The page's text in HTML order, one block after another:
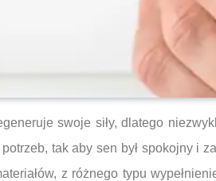
swoje siły, dlatego
tak aby sen był spokojny i
z różnego typu